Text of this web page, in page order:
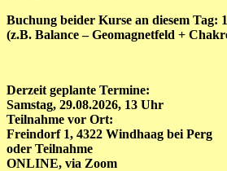
Buchung beider Kurse an diesem Tag:
(z.B. Balance – Geomagnetfeld +
Derzeit geplante Termine:
Samstag, 29.08.2026, 13 Uhr
Teilnahme vor Ort:
Freindorf 1, 4322 Windhaag bei Perg
oder Teilnahme
ONLINE, via Zoom